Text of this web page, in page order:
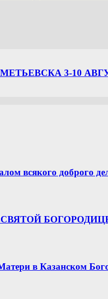
3-10
всякого доброго
в Казанском